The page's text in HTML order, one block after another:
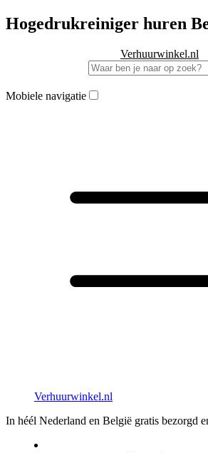
Hogedrukreiniger huren
Verhuurwinkel.nl
Mobiele navigatie
Verhuurwinkel.nl
In héél Nederland en België gratis bezorgd